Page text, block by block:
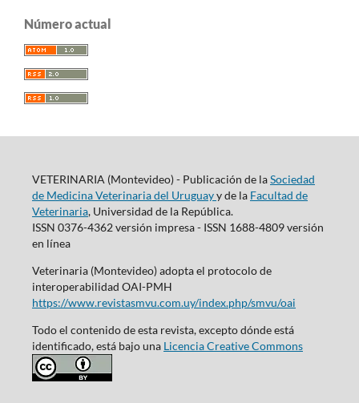
Número actual
VETERINARIA (Montevideo) - Publicación de laSociedad
de Medicina Veterinaria del Uruguayy de la Facultad de
Veterinaria, Universidad de la República.
ISSN 0376-4362 versión impresa - ISSN 1688-4809 versión
en línea
Veterinaria (Montevideo) adopta el protocolo de
interoperabilidad OAI-PMH
https://www.revistasmvu.com.uy/index.php/smvu/oai
Todo el contenido de esta revista, excepto dónde está
identificado, está bajo una Licencia Creative Commons